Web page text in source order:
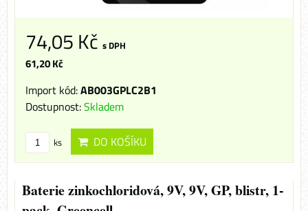
74,05 Kč s DPH
61,20 Kč
Import kód:AB003GPLC2B1
Dostupnost:Skladem
ks DO KOŠÍKU
Baterie zinkochloridová, 9V, 9V, GP, blistr, 1-